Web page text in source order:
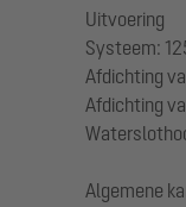
Uitvoering
Systeem:
Afdichting
Afdichting
Algemene